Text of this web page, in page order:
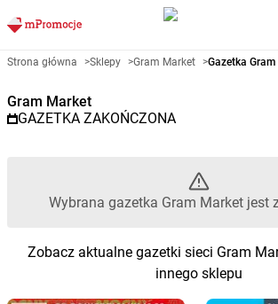
Gazetka promocyjna
Strona główna >Sklepy >Gram Market >Gazetka
Gram Market
GAZETKA ZAKOŃCZONA
Wybrana gazetka Gram Market jest
Zobacz aktualne gazetki sieci Gram
innego sklepu